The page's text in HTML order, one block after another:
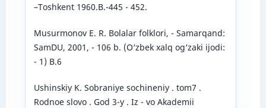
–Toshkent 1960.B.-445 - 452.
Musurmonov E. R. Bolalar folklori, - Samarqand:
SamDU, 2001, - 106 b. (O‘zbek xalq og‘zaki ijodi:
- 1) B.6
Ushinskiy K. Sobraniye sochineniy . tom7 .
Rodnoe slovo . God 3-y . Iz - vo Akademii